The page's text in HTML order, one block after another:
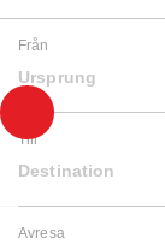
Från
Ursprung
Till
Destination
Avresa